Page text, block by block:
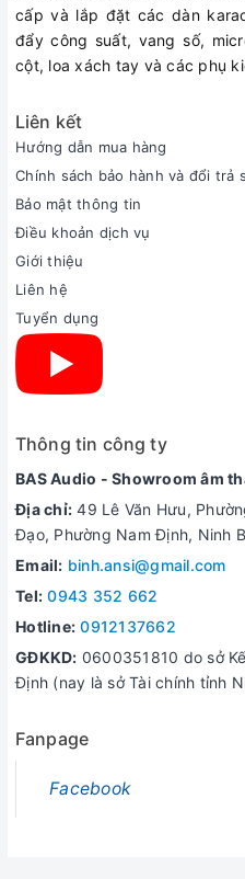
#bộchuyểnâmthanhtivi4K
#bộgiảimãDAC
cấp và lắp đặt các dàn
đẩy công suất, vang số,
cột, loa xách tay và các phụ
Liên kết
Hướng dẫn mua hàng
Chính sách bảo hành và đổi trả
Bảo mật thông tin
Điều khoản dịch vụ
Giới thiệu
Liên hệ
Tuyển dụng
Thông tin công ty
BAS Audio - Showroom âm
Địa chỉ: 49 Lê Văn Hưu,
Đạo, Phường Nam Định, Ninh
Email: binh.ansi@gmail.com
Tel: 0943 352 662
Hotline: 0912137662
GĐKKD: 0600351810 do sở
Định (nay là sở Tài chính tỉnh
Fanpage
Facebook